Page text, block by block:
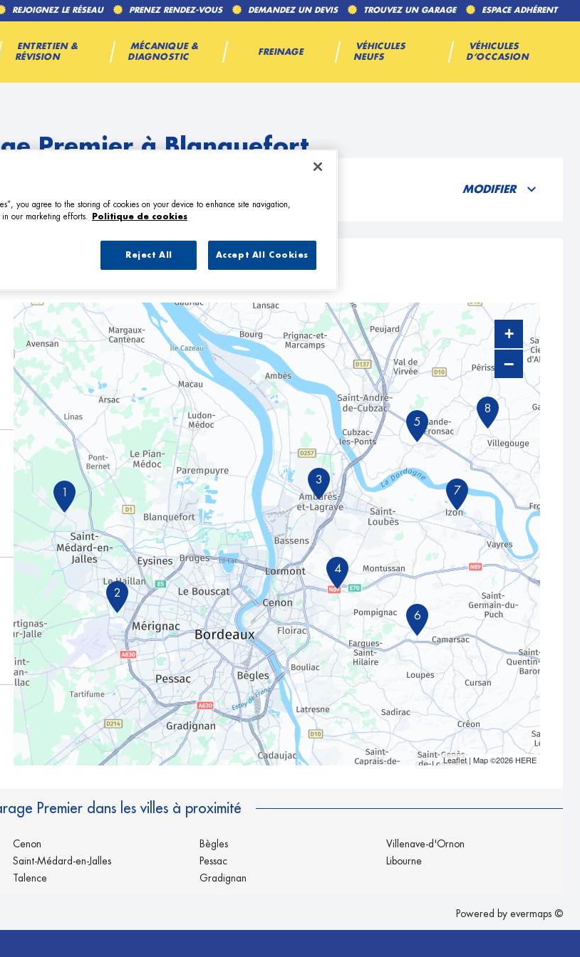
REJOIGNEZ LE RÉSEAU PRENEZ RENDEZ-VOUS DEMANDEZ UN DEVIS TROUVEZ UN GARAGE ESPACE ADHÉRENT
ENTRETIEN &
RÉVISION
MÉCANIQUE &
DIAGNOSTIC
FREINAGE
VÉHICULES
NEUFS
VÉHICULES
D’OCCASION
Premier à Blanquefort
MODIFIER
Premier à Blanquefort
6
8
7
5
4
3
2
1
+
−
Leaflet| Map ©2026 HERE
Premier dans les villes à proximité
Cenon
Saint-Médard-en-Jalles
Talence
Bègles
Pessac
Gradignan
Villenave-d'Ornon
Libourne
Powered by evermaps ©
you agree to the storing of cookies on your device to enhance site navigation,
in our marketing efforts.
Politique de cookies
Reject All Accept All Cookies